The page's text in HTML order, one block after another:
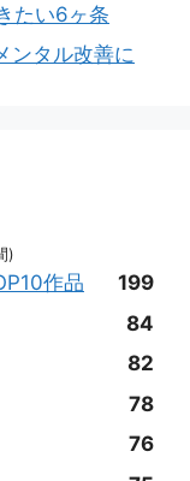
たい6ヶ条
ンタル改善に
)
作品
199
84
82
78
76